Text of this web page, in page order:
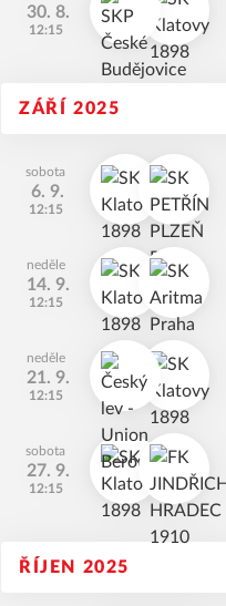
30. 8.
12:15
ZÁŘÍ 2025
sobota
6. 9.
12:15
neděle
14. 9.
12:15
neděle
21. 9.
12:15
sobota
27. 9.
12:15
ŘÍJEN 2025